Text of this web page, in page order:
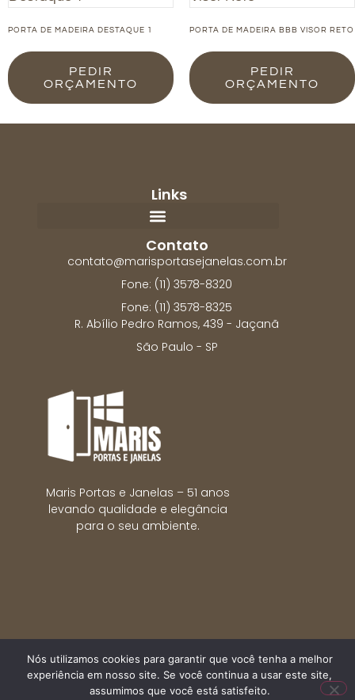
PORTA DE MADEIRA DESTAQUE 1
PEDIR
ORÇAMENTO
PORTA DE MADEIRA BBB VISOR RETO
PEDIR
ORÇAMENTO
Links
Contato
contato@marisportasejanelas.com.br
Fone: (11) 3578-8320
Fone: (11) 3578-8325
R. Abílio Pedro Ramos, 439 - Jaçanã
São Paulo - SP
Maris Portas e Janelas – 51 anos
levando qualidade e elegância
para o seu ambiente.
Maris Portas e Janelas © Todos os direitos reservados.
Nós utilizamos cookies para garantir que você tenha a melhor
experiência em nosso site. Se você continua a usar este site,
assumimos que você está satisfeito.